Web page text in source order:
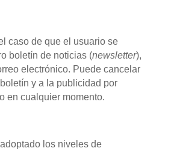
caso de que el usuario se
boletín de noticias (newsletter),
electrónico. Puede cancelar
y a la publicidad por
en cualquier momento.
los niveles de